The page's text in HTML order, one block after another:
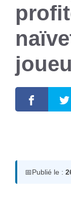
📅Publié le :